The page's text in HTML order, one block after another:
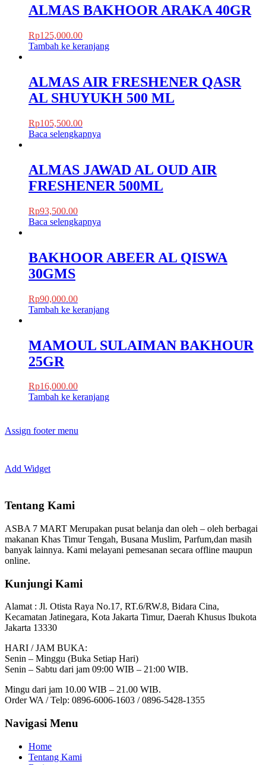
ALMAS BAKHOOR ARAKA 40GR
Rp125,000.00
Tambah ke keranjang
ALMAS AIR FRESHENER QASR
AL SHUYUKH 500 ML
Rp105,500.00
Baca selengkapnya
ALMAS JAWAD AL OUD AIR
FRESHENER 500ML
Rp93,500.00
Baca selengkapnya
BAKHOOR ABEER AL QISWA
30GMS
Rp90,000.00
Tambah ke keranjang
MAMOUL SULAIMAN BAKHOUR
25GR
Rp16,000.00
Tambah ke keranjang
Assign footer menu
Add Widget
Tentang Kami
ASBA 7 MART Merupakan pusat belanja dan oleh – oleh berbagai
makanan Khas Timur Tengah, Busana Muslim, Parfum,dan masih
banyak lainnya. Kami melayani pemesanan secara offline maupun
online.
Kunjungi Kami
Alamat : Jl. Otista Raya No.17, RT.6/RW.8, Bidara Cina,
Kecamatan Jatinegara, Kota Jakarta Timur, Daerah Khusus Ibukota
Jakarta 13330
HARI / JAM BUKA:
Senin – Minggu (Buka Setiap Hari)
Senin – Sabtu dari jam 09:00 WIB – 21:00 WIB.
Mingu dari jam 10.00 WIB – 21.00 WIB.
Order WA / Telp: 0896-6006-1603 / 0896-5428-1355
Navigasi Menu
Home
Tentang Kami